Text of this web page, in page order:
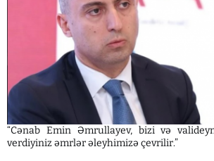
“Cənab Emin Əmrullayev, bizi və
verdiyiniz əmrlər əleyhimizə çevrilir.”